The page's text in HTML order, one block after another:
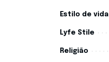
Estilo de vida
Lyfe Stile
Religião